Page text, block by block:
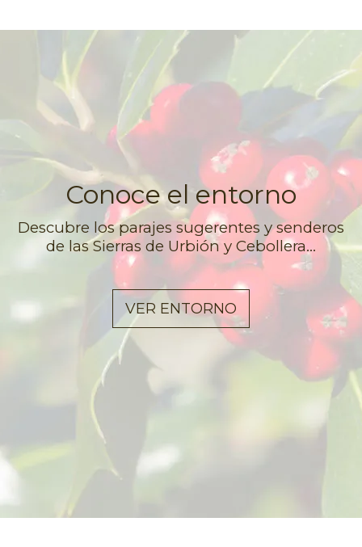
Conoce el entorno
Descubre los parajes sugerentes y senderos
de las Sierras de Urbión y Cebollera...
VER ENTORNO